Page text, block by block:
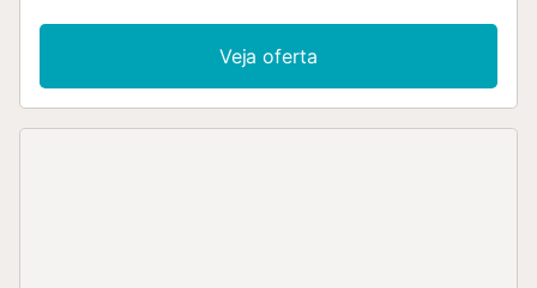
Llombards" 6 km, gare ferroviaire "Manacor" 35 km, plage de
"Cala Llombards" 250 m. Veuillez noter: voiture recommandée.
propriétaire habite dans la même maison. Le logement : "Vista
apt 3 pièces 60 m2, au rez-de-chaussée. Aménagement
Veja oferta